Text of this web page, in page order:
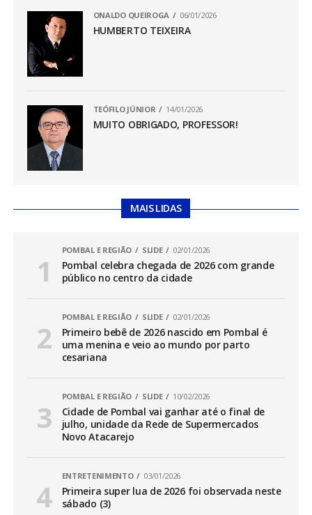
ONALDO QUEIROGA 06/01/2026
HUMBERTO TEIXEIRA
TEÓFILO JÚNIOR 14/01/2026
MUITO OBRIGADO, PROFESSOR!
MAIS LIDAS
POMBAL E REGIÃO SLIDE 02/01/2026
Pombal celebra chegada de 2026 com grande
público no centro da cidade
POMBAL E REGIÃO SLIDE 02/01/2026
Primeiro bebê de 2026 nascido em Pombal é
uma menina e veio ao mundo por parto
cesariana
POMBAL E REGIÃO SLIDE 10/02/2026
Cidade de Pombal vai ganhar até o final de
julho, unidade da Rede de Supermercados
Novo Atacarejo
ENTRETENIMENTO 03/01/2026
Primeira super lua de 2026 foi observada neste
sábado (3)